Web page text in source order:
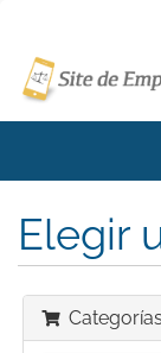
Elegir
Categorías